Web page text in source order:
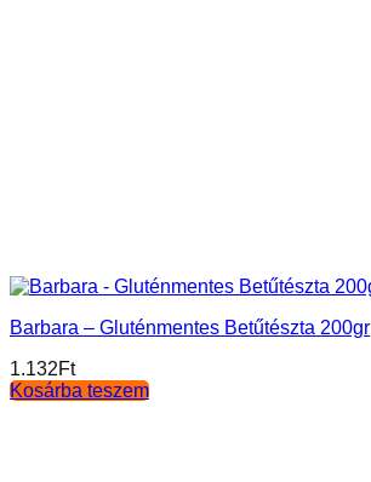
Barbara – Gluténmentes Betűtészta 200gr
1.132Ft
Kosárba teszem